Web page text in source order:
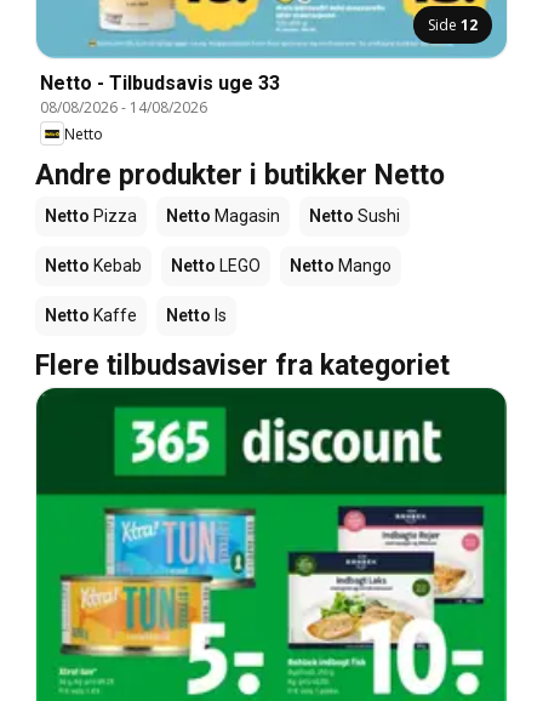
Side 12
Netto - Tilbudsavis uge 33
08/08/2026- 14/08/2026
Netto
Andre produkter i butikker Netto
Netto Pizza Netto Magasin Netto Sushi
Netto Kebab Netto LEGO Netto Mango
Netto Kaffe Netto Is
Flere tilbudsaviser fra kategoriet